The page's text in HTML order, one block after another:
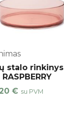
stalo rinkinys
€ su PVM